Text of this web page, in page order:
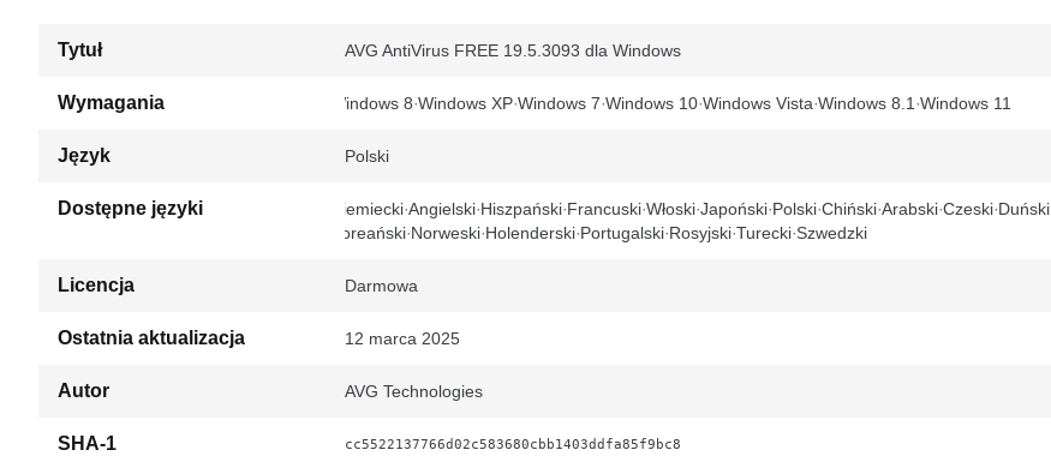
Tytuł AVG AntiVirus FREE 19.5.3093 dla Windows
Wymagania Windows 8 Windows XP Windows 7 Windows 10 Windows Vista Windows 8.1 Windows 11
Język Polski
Dostępne języki Niemiecki Angielski Hiszpański Francuski Włoski Japoński Polski Chiński Arabski Czeski Duński
Koreański Norweski Holenderski Portugalski Rosyjski Turecki Szwedzki
Licencja Darmowa
Ostatnia aktualizacja 12 marca 2025
Autor AVG Technologies
SHA-1 cc5522137766d02c583680cbb1403ddfa85f9bc8